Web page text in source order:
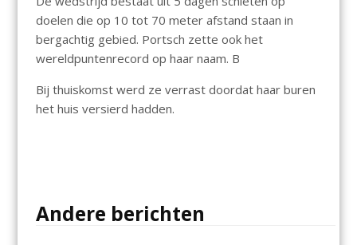
doelen die op 10 tot 70 meter afstand staan in
bergachtig gebied. Portsch zette ook het
wereldpuntenrecord op haar naam. B
Bij thuiskomst werd ze verrast doordat haar buren
het huis versierd hadden.
Andere berichten